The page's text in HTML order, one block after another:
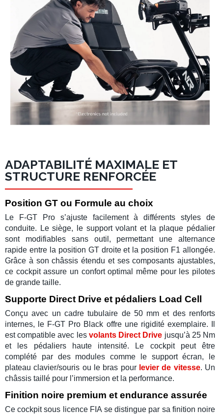
ADAPTABILITÉ MAXIMALE ET
STRUCTURE RENFORCÉE
Position GT ou Formule au choix
Le F-GT Pros’ajuste facilement à différents styles de
conduite. Le siège, le support volant et la plaque pédalier
sont modifiables sans outil, permettant une alternance
rapide entre la position GT droiteet la position F1 allongée.
Grâce à son châssis étendu et ses composants ajustables,
ce cockpitassure un confort optimal même pour les pilotes
de grande taille.
Supporte Direct Drive et pédaliers Load Cell
Conçu avec un cadre tubulaire de 50 mm et des renforts
internes, le F-GT Pro Black offre une rigidité exemplaire. Il
est compatible avec les volants Direct Drive jusqu’à 25 Nm
et les pédaliers haute intensité. Le cockpit peut être
complété par des modules comme le support écran, le
plateau clavier/souris ou le bras pour levier de vitesse. Un
châssis taillé pour l’immersion et la performance.
Finition noire premium et endurance assurée
Cecockpitsous licence FIA se distingue par sa finition noire